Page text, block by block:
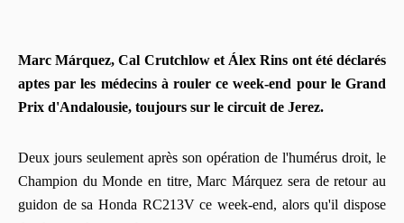
Marc Márquez, Cal Crutchlow et Álex Rins ont été déclarés
aptes par les médecins à rouler ce week-end pour le Grand
Prix d'Andalousie, toujours sur le circuit de Jerez.
Deux jours seulement après son opération de l'humérus droit, le
Champion du Monde en titre, Marc Márquez sera de retour au
guidon de sa Honda RC213V ce week-end, alors qu'il dispose